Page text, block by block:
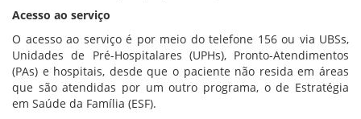
Acesso ao serviço
O acesso ao serviço é por meio do telefone 156 ou via UBSs,
Unidades de Pré-Hospitalares (UPHs), Pronto-Atendimentos
(PAs) e hospitais, desde que o paciente não resida em áreas
que são atendidas por um outro programa, o de Estratégia
em Saúde da Família (ESF).